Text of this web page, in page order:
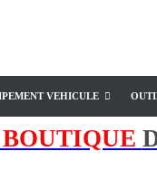
VEHICULE